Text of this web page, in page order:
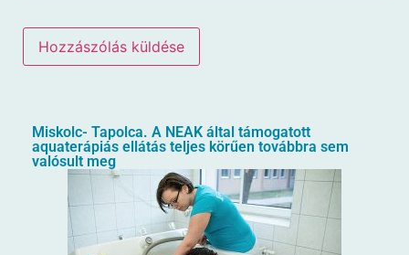
Miskolc- Tapolca. A NEAK által támogatott
aquaterápiás ellátás teljes körűen továbbra sem
valósult meg